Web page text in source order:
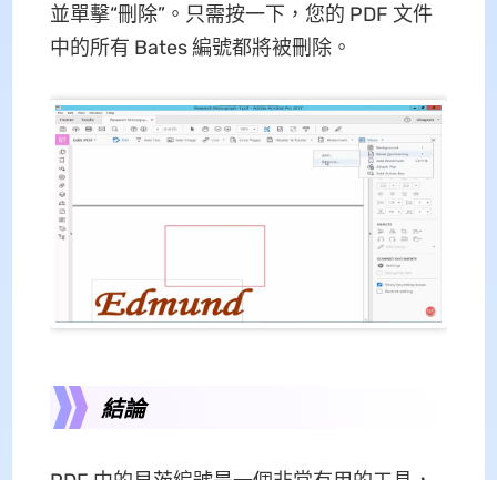
並單擊“刪除”。只需按一下，您的 PDF 文件
中的所有 Bates 編號都將被刪除。
結論